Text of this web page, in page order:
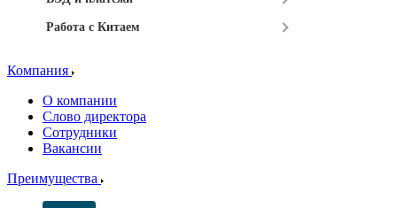
Работа с Китаем
Компания
О компании
Слово директора
Сотрудники
Вакансии
Преимущества